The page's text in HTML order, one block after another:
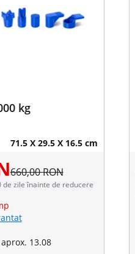
kg
71.5 X 29.5 X 16.5 cm
660,00 RON
zile înainte de reducere
aprox. 13.08